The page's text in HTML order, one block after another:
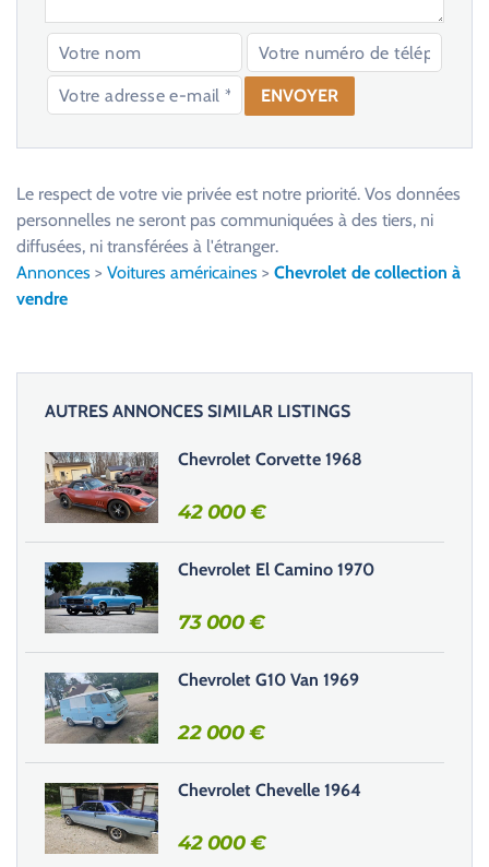
e
s
e
r
c
c
h
a
m
p
v
i
d
e
.
Le respect de votre vie privée est notre priorité. Vos données
personnelles ne seront pas communiquées à des tiers, ni
diffusées, ni transférées à l'étranger.
Annonces > Voitures américaines > Chevrolet de collection à
vendre
AUTRES ANNONCES SIMILAR LISTINGS
Chevrolet Corvette 1968
42 000€
Chevrolet El Camino 1970
73 000€
Chevrolet G10 Van 1969
22 000€
Chevrolet Chevelle 1964
42 000€